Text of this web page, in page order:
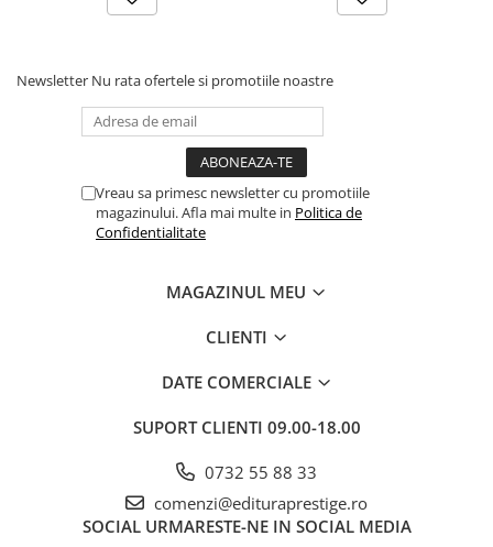
Newsletter Nu rata ofertele si promotiile noastre
Vreau sa primesc newsletter cu promotiile
magazinului. Afla mai multe in Politica de
Confidentialitate
MAGAZINUL MEU
CLIENTI
DATE COMERCIALE
SUPORT CLIENTI 09.00-18.00
0732 55 88 33
comenzi@edituraprestige.ro
SOCIAL URMARESTE-NE IN SOCIAL MEDIA